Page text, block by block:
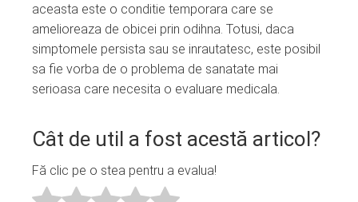
aceasta este o conditie temporara care se
amelioreaza de obicei prin odihna. Totusi, daca
simptomele persista sau se inrautatesc, este posibil
sa fie vorba de o problema de sanatate mai
serioasa care necesita o evaluare medicala.
Cât de util a fost acestă articol?
Fă clic pe o stea pentru a evalua!